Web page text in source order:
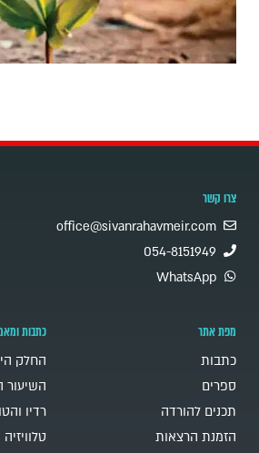
צרו קשר
office@sivanrahavmeir.com
054-8151949
WhatsApp
מפת אתר
כתבות
ספרים
תכנים להורדה
הזמנת הרצאות
כתבות
החלק
השיעור
רדיו
טלוויזיה